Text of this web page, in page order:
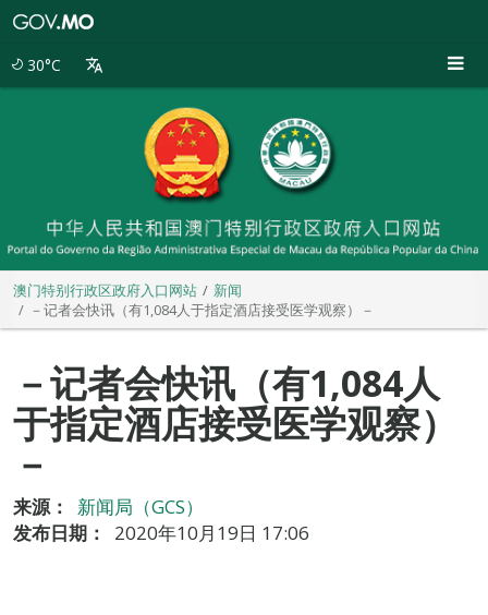
30°C
澳门特别行政区政府入口网站
新闻
－记者会快讯（有1,084人于指定酒店接受医学观察）－
－记者会快讯（有1,084人
于指定酒店接受医学观察）
－
来源：
新闻局（GCS）
发布日期：
2020年10月19日 17:06